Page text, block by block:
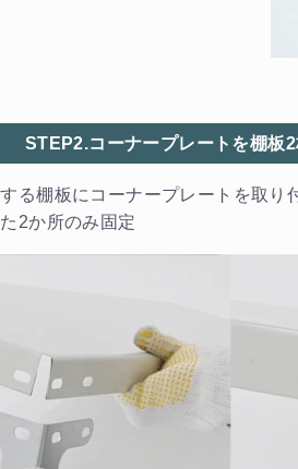
STEP2.コーナープレートを棚板
る棚板にコーナープレートを取り
2か所のみ固定